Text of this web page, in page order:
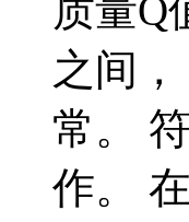
质量Q
之间
常。
作。